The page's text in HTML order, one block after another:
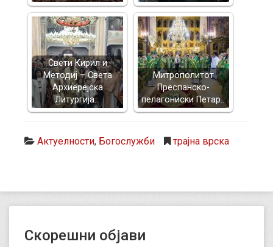
Свети Кирил и
Методиј – Света
Архиерејска
Литургија…
Митрополитот
Преспанско-
пелагониски Петар…
Актуелности, Богослужби трајна врска
Скорешни објави